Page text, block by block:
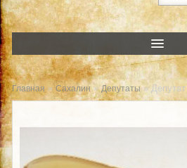
Главная » Сахалин»Депутаты»